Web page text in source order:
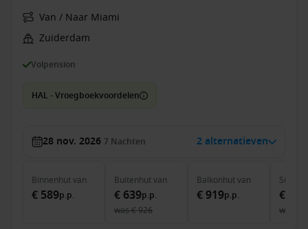
Van / Naar Miami
Zuiderdam
Volpension
HAL - Vroegboekvoordelen
28 nov. 2026 7 Nachten 2 alternatieven
Binnenhutvan
€ 589p.p.
Buitenhutvan
€ 639p.p.
was€ 926
Balkonhutvan
€ 919p.p.
Suite
€
was